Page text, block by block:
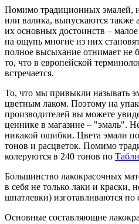
Помимо традиционных эмалей,
или валика, выпускаются также
их основных достоинств –
на ощупь многие из них
полное высыхание отнимает не
то, что в европейской
встречается.
То, что мы привыкли называть
цветным лаком. Поэтому на
производителей вы можете
ценнике в магазине – "эмаль".
никакой ошибки. Цвета эмали
тонов и расцветок. Помимо
колеруются в 240 тонов по
Большинство лакокрасочных
в себя не только лаки и краски,
шпатлевки) изготавливаются
Основные составляющие